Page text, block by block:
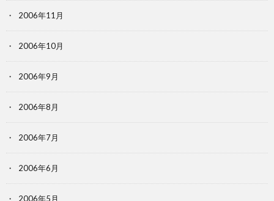
2006年11月
2006年10月
2006年9月
2006年8月
2006年7月
2006年6月
2006年5月